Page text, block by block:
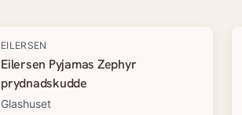
EILERSEN
Eilersen Pyjamas Zephyr
prydnadskudde
Glashuset